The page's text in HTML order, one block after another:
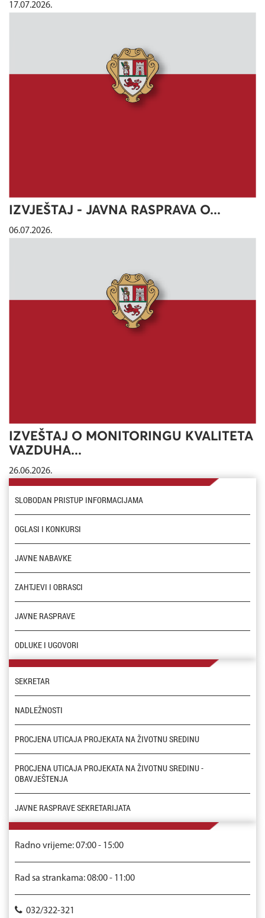
17.07.2026.
IZVJEŠTAJ - JAVNA RASPRAVA O...
06.07.2026.
IZVEŠTAJ O MONITORINGU KVALITETA
VAZDUHA...
26.06.2026.
SLOBODAN PRISTUP INFORMACIJAMA
OGLASI I KONKURSI
JAVNE NABAVKE
ZAHTJEVI I OBRASCI
JAVNE RASPRAVE
ODLUKE I UGOVORI
SEKRETAR
NADLEŽNOSTI
PROCJENA UTICAJA PROJEKATA NA ŽIVOTNU SREDINU
PROCJENA UTICAJA PROJEKATA NA ŽIVOTNU SREDINU -
OBAVJEŠTENJA
JAVNE RASPRAVE SEKRETARIJATA
Radno vrijeme: 07:00 - 15:00
Rad sa strankama: 08:00 - 11:00
032/322-321